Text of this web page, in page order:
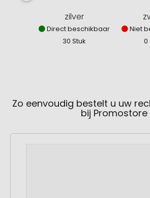
zilver
Direct beschikbaar
30 Stuk
Niet
0
Zo eenvoudig bestelt u uw
bij Promostore